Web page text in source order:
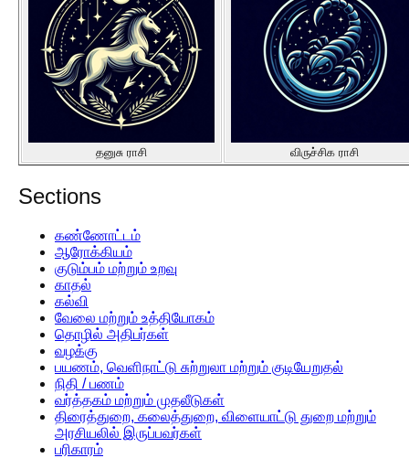
தனுசு ராசி விருச்சிக ராசி
Sections
கண்ணோட்டம்
ஆரோக்கியம்
குடும்பம் மற்றும் உறவு
காதல்
கல்வி
வேலை மற்றும் உத்தியோகம்
தொழில் அதிபர்கள்
வழக்கு
பயணம், வெளிநாட்டு சுற்றுலா மற்றும் குடியேறுதல்
நிதி / பணம்
வர்த்தகம் மற்றும் முதலீடுகள்
திரைத்துறை, கலைத்துறை, விளையாட்டு துறை மற்றும்
அரசியலில் இருப்பவர்கள்
பரிகாரம்